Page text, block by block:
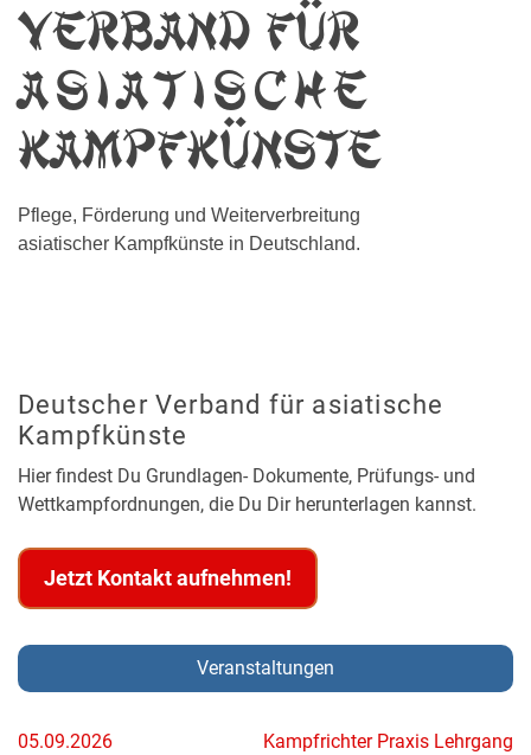
Verband für
asiatische
Kampfkünste
Pflege, Förderung und Weiterverbreitung
asiatischer Kampfkünste in Deutschland.
Deutscher Verband für asiatische
Kampfkünste
Hier findest Du Grundlagen- Dokumente, Prüfungs- und
Wettkampfordnungen, die Du Dir herunterlagen kannst.
Jetzt Kontakt aufnehmen!
Veranstaltungen
05.09.2026
Kampfrichter Praxis Lehrgang